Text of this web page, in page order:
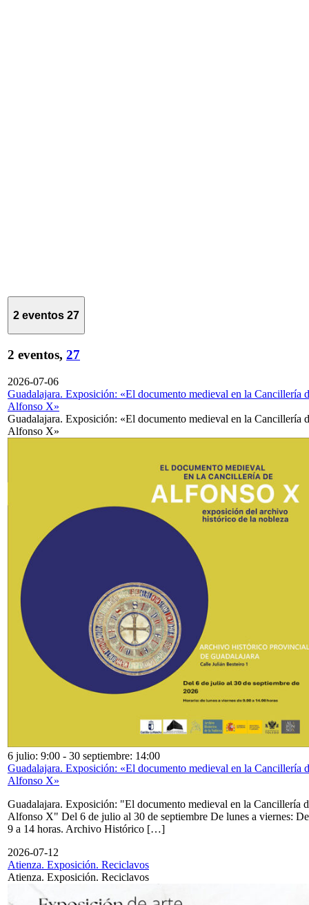
2 eventos 27
2 eventos, 27
2026-07-06
Guadalajara. Exposición: «El documento medieval en la Cancillería
Alfonso X»
Guadalajara. Exposición: «El documento medieval en la Cancillería
Alfonso X»
6 julio: 9:00 - 30 septiembre: 14:00
Guadalajara. Exposición: «El documento medieval en la Cancillería
Alfonso X»
Guadalajara. Exposición: "El documento medieval en la Cancillería
Alfonso X" Del 6 de julio al 30 de septiembre De lunes a viernes: De
9 a 14 horas. Archivo Histórico […]
2026-07-12
Atienza. Exposición. Reciclavos
Atienza. Exposición. Reciclavos